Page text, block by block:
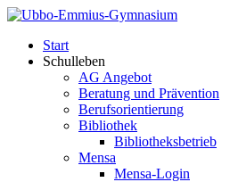
Start
Schulleben
AG Angebot
Beratung und Prävention
Berufsorientierung
Bibliothek
Bibliotheksbetrieb
Mensa
Mensa-Login